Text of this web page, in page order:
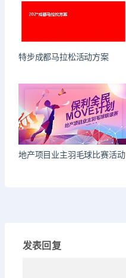
特步成都马拉松活动方案
地产项目业主羽毛球比赛活动
发表回复